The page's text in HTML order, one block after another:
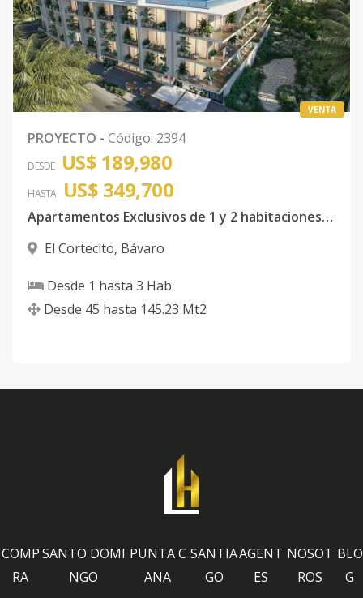
VENTA
PROYECTO - Código: 2394
DESDE US$ 189,980
HASTA US$ 349,700
Apartamentos Exclusivos de 1 y 2 habitaciones en Bávaro Punta Cana
El Cortecito, Bávaro
Desde 1 hasta 3 Hab.
Desde 45 hasta 145.23 Mt2
COMP
RA
SANTO DOMI
NGO
PUNTA C
ANA
SANTIA
GO
AGENT
ES
NOSOT
ROS
BLO
G